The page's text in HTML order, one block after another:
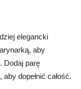
elegancki
aby
Dodaj parę
dopełnić całość.